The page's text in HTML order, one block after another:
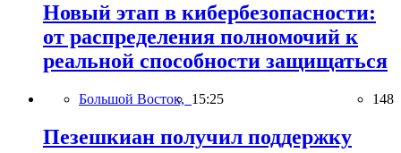
Новый этап в кибербезопасности:
от распределения полномочий к
реальной способности защищаться
Большой Восток, 15:25 148
Пезешкиан получил поддержку